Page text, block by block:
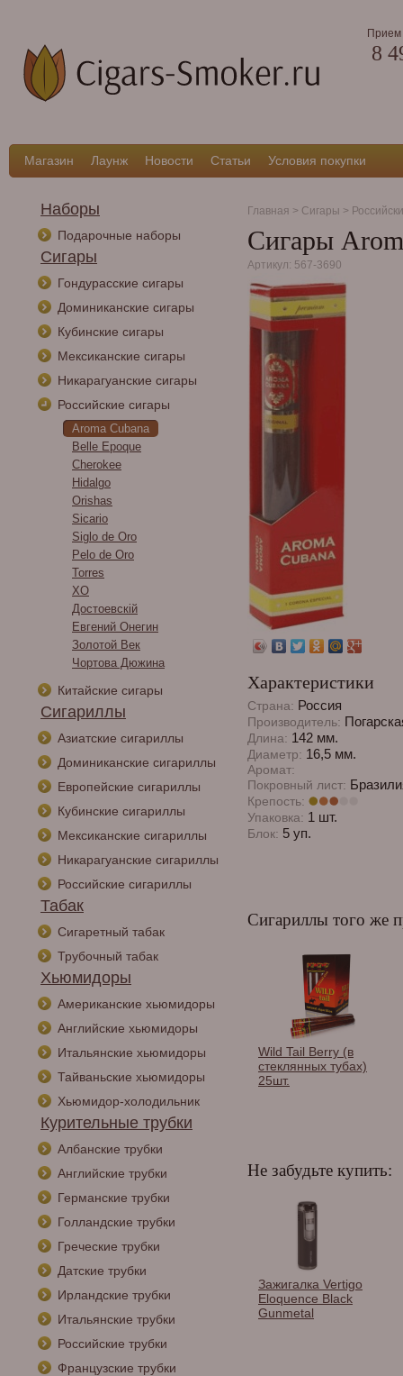
Прием
8
Магазин Лаунж Новости Статьи Условия покупки
Наборы
Подарочные наборы
Сигары
Гондурасские сигары
Доминиканские сигары
Кубинские сигары
Мексиканские сигары
Никарагуанские сигары
Российские сигары
Aroma Cubana
Belle Epoque
Cherokee
Hidalgo
Orishas
Sicario
Siglo de Oro
Pelo de Oro
Torres
XO
Достоевскiй
Евгений Онегин
Золотой Век
Чортова Дюжина
Китайские сигары
Сигариллы
Азиатские сигариллы
Доминиканские сигариллы
Европейские сигариллы
Кубинские сигариллы
Мексиканские сигариллы
Никарагуанские сигариллы
Российские сигариллы
Табак
Сигаретный табак
Трубочный табак
Хьюмидоры
Американские хьюмидоры
Английские хьюмидоры
Итальянские хьюмидоры
Тайваньские хьюмидоры
Хьюмидор-холодильник
Курительные трубки
Албанские трубки
Английские трубки
Германские трубки
Голландские трубки
Греческие трубки
Датские трубки
Ирландские трубки
Итальянские трубки
Российские трубки
Французские трубки
Главная > Сигары >
Сигары
Артикул: 567-3690
Характеристики
Страна: Россия
Производитель:
Длина: 142 мм.
Диаметр: 16,5 мм.
Аромат:
Покровный лист:
Крепость:
Упаковка: 1 шт.
Блок: 5 уп.
Сигариллы того же
Aroma Cubana
1 шт.
Wild Tail American
тубах) 25шт.
Wild Tail Berry (в
стеклянных тубах)
25шт.
Не забудьте купить:
плоское пламя,
черная
Gauntlet Black
Зажигалка Vertigo
Eloquence Black
Gunmetal